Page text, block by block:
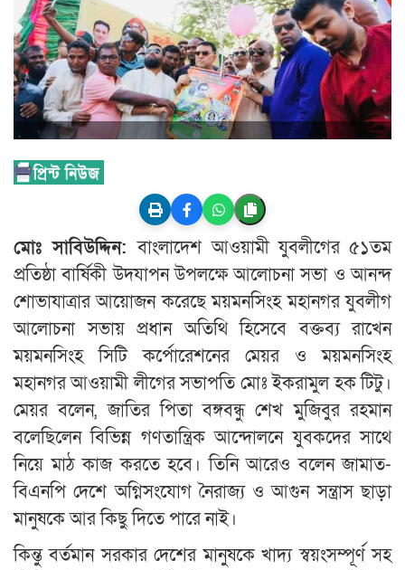
মোঃ সাবিউদ্দিন:বাংলাদেশ আওয়ামী যুবলীগের ৫১তম
প্রতিষ্ঠা বার্ষিকী উদযাপন উপলক্ষে আলোচনা সভা ও আনন্দ
শোভাযাত্রার আয়োজন করেছে ময়মনসিংহ মহানগর যুবলীগ
আলোচনা সভায় প্রধান অতিথি হিসেবে বক্তব্য রাখেন
ময়মনসিংহ সিটি কর্পোরেশনের মেয়র ও ময়মনসিংহ
মহানগর আওয়ামী লীগের সভাপতি মোঃ ইকরামুল হক টিটু।
মেয়র বলেন, জাতির পিতা বঙ্গবন্ধু শেখ মুজিবুর রহমান
বলেছিলেন বিভিন্ন গণতান্ত্রিক আন্দোলনে যুবকদের সাথে
নিয়ে মাঠ কাজ করতে হবে। তিনি আরেও বলেন জামাত-
বিএনপি দেশে অগ্নিসংযোগ নৈরাজ্য ও আগুন সন্ত্রাস ছাড়া
মানুষকে আর কিছু দিতে পারে নাই।
কিন্তু বর্তমান সরকার দেশের মানুষকে খাদ্য স্বয়ংসম্পূর্ণ সহ